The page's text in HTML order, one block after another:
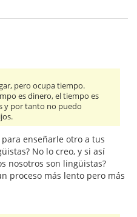
pero ocupa tiempo.
es dinero, el tiempo es
y por tanto no puedo
enseñarle otro a tus
No lo creo, y si así
nosotros son lingüistas?
proceso más lento pero más